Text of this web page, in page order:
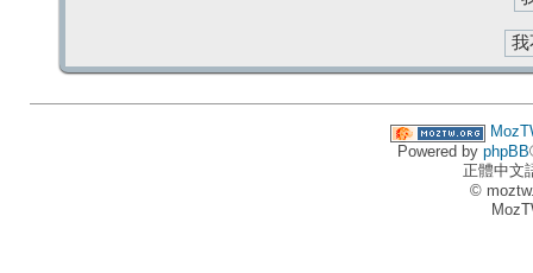
Powered by phpBB
正體中文
©